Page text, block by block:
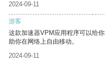
2024-09-11
游客
这款加速器VPM应用程序可以给
助你在网络上自由移动。
2024-09-11